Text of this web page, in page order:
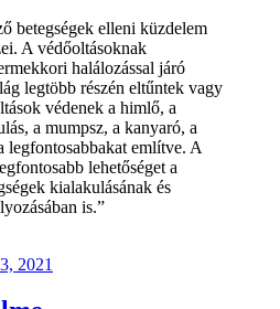
betegségek elleni küzdelem
A védőoltásoknak
halálozással járó
legtöbb részén eltűntek vagy
védenek a himlő, a
a mumpsz, a kanyaró, a
legfontosabbakat említve. A
lehetőséget a
kialakulásának és
is.”
2021